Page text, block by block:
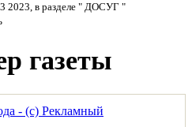
2023, в разделе " ДОСУГ "
газеты